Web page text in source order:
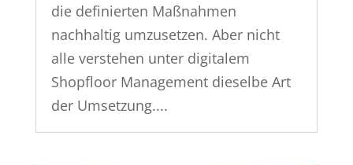
die definierten Maßnahmen
nachhaltig umzusetzen. Aber nicht
alle verstehen unter digitalem
Shopfloor Management dieselbe Art
der Umsetzung....